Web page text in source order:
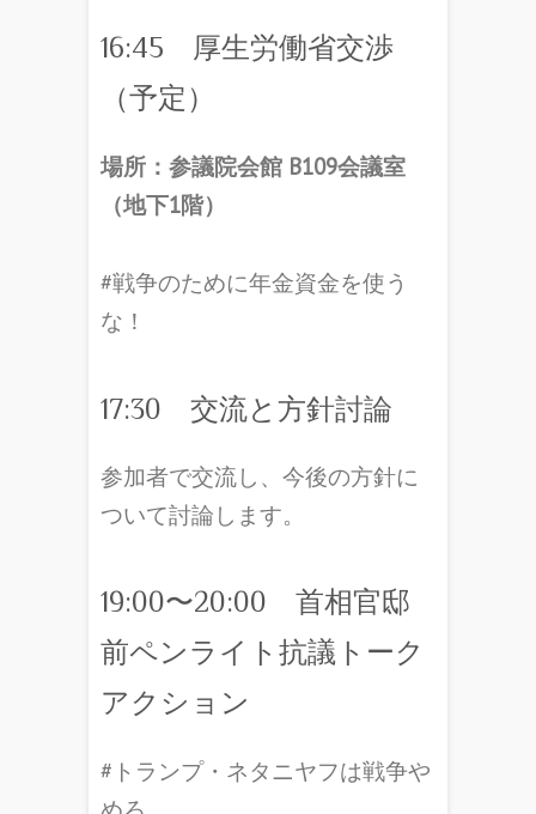
16:45 厚生労働省交渉
（予定）
場所：参議院会館 B109会議室
（地下1階）
#戦争のために年金資金を使う
な！
17:30 交流と方針討論
参加者で交流し、今後の方針に
ついて討論します。
19:00〜20:00 首相官邸
前ペンライト抗議トーク
アクション
#トランプ・ネタニヤフは戦争や